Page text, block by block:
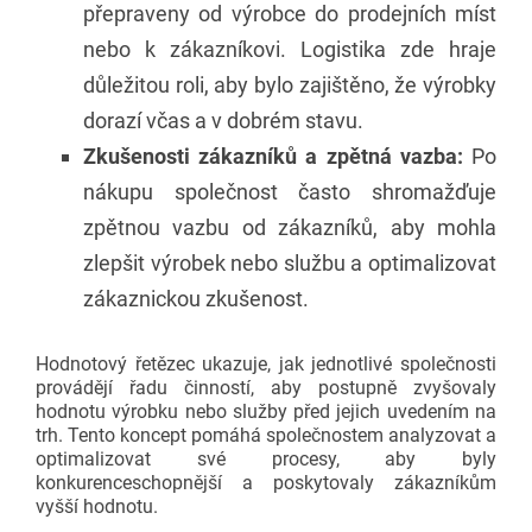
přepraveny od výrobce do prodejních míst
nebo k zákazníkovi. Logistika zde hraje
důležitou roli, aby bylo zajištěno, že výrobky
dorazí včas a v dobrém stavu.
Zkušenosti zákazníků a zpětná vazba: Po
nákupu společnost často shromažďuje
zpětnou vazbu od zákazníků, aby mohla
zlepšit výrobek nebo službu a optimalizovat
zákaznickou zkušenost.
Hodnotový řetězec ukazuje, jak jednotlivé společnosti
provádějí řadu činností, aby postupně zvyšovaly
hodnotu výrobku nebo služby před jejich uvedením na
trh. Tento koncept pomáhá společnostem analyzovat a
optimalizovat své procesy, aby byly
konkurenceschopnější a poskytovaly zákazníkům
vyšší hodnotu.